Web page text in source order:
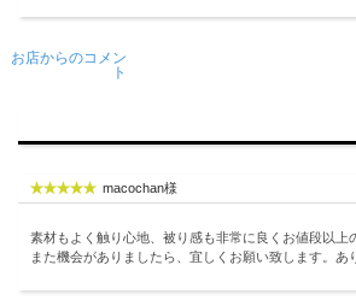
お店からのコメン
ト
macochan様
素材もよく触り心地、被り感も非常に良くお値段以上
また機会がありましたら、宜しくお願い致します。あ